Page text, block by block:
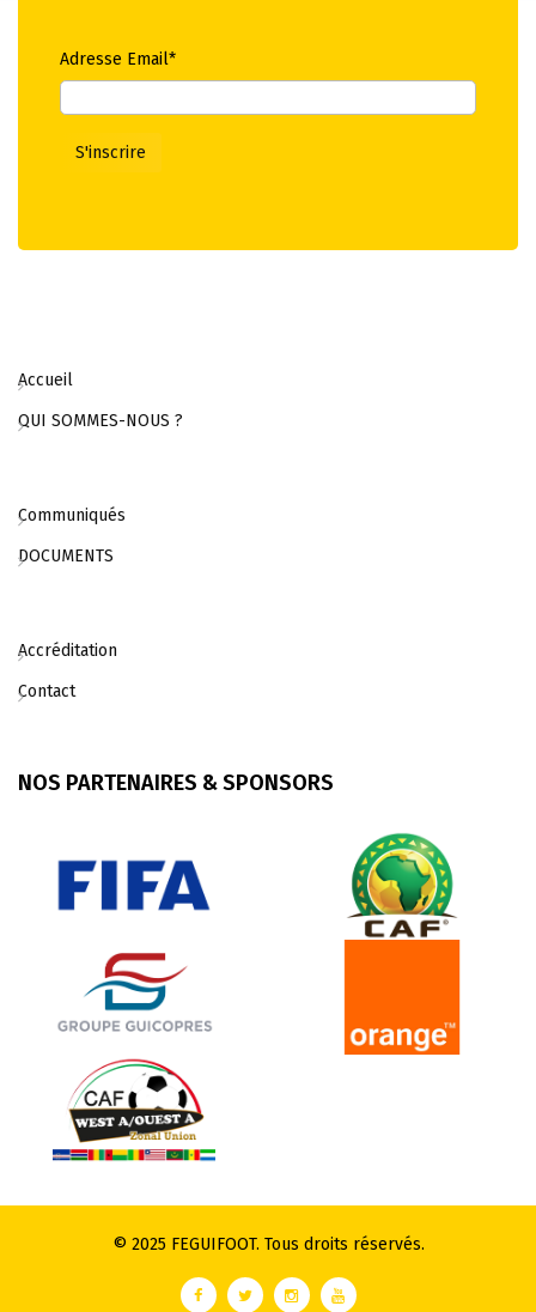
Adresse Email*
Accueil
QUI SOMMES-NOUS ?
Communiqués
DOCUMENTS
Accréditation
Contact
NOS PARTENAIRES & SPONSORS
© 2025 FEGUIFOOT. Tous droits réservés.